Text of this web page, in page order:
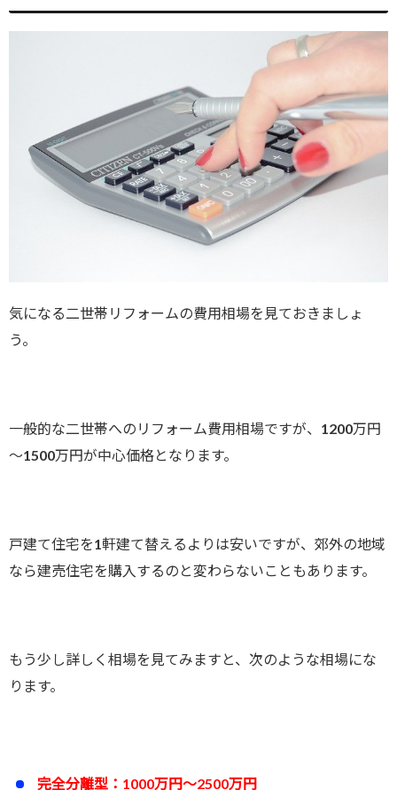
気になる二世帯リフォームの費用相場を見ておきましょ
う。
一般的な二世帯へのリフォーム費用相場ですが、1200万円
～1500万円が中心価格となります。
戸建て住宅を1軒建て替えるよりは安いですが、郊外の地域
なら建売住宅を購入するのと変わらないこともあります。
もう少し詳しく相場を見てみますと、次のような相場にな
ります。
完全分離型：1000万円～2500万円